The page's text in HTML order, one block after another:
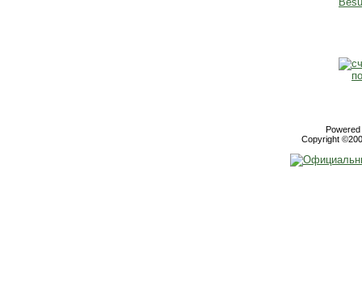
Copyright